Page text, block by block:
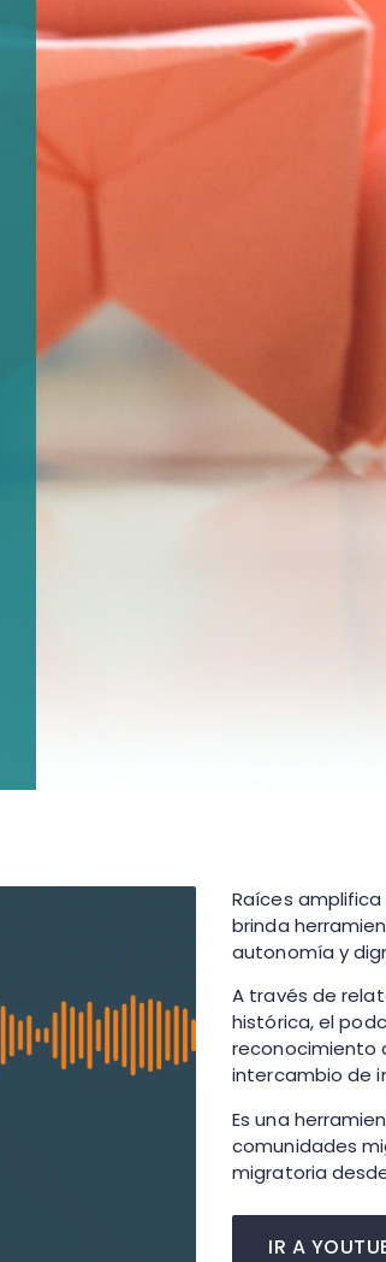
Raíces
brinda
autonomía y
A través de
histórica, el
reconocimiento
intercambio de
Es una
comunidades
migratoria
IR A